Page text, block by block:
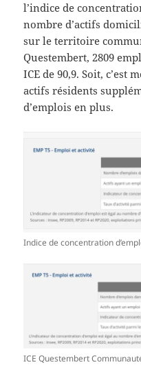
l’indice de
nombre d’actifs
sur le territoire
Questembert, 2809
ICE de 90,9. Soit, c’est
actifs résidents
d’emplois en plus.
Indice de concentration
ICE Questembert